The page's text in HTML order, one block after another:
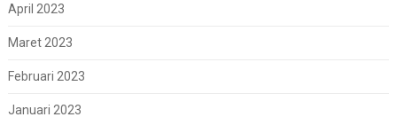
April 2023
Maret 2023
Februari 2023
Januari 2023